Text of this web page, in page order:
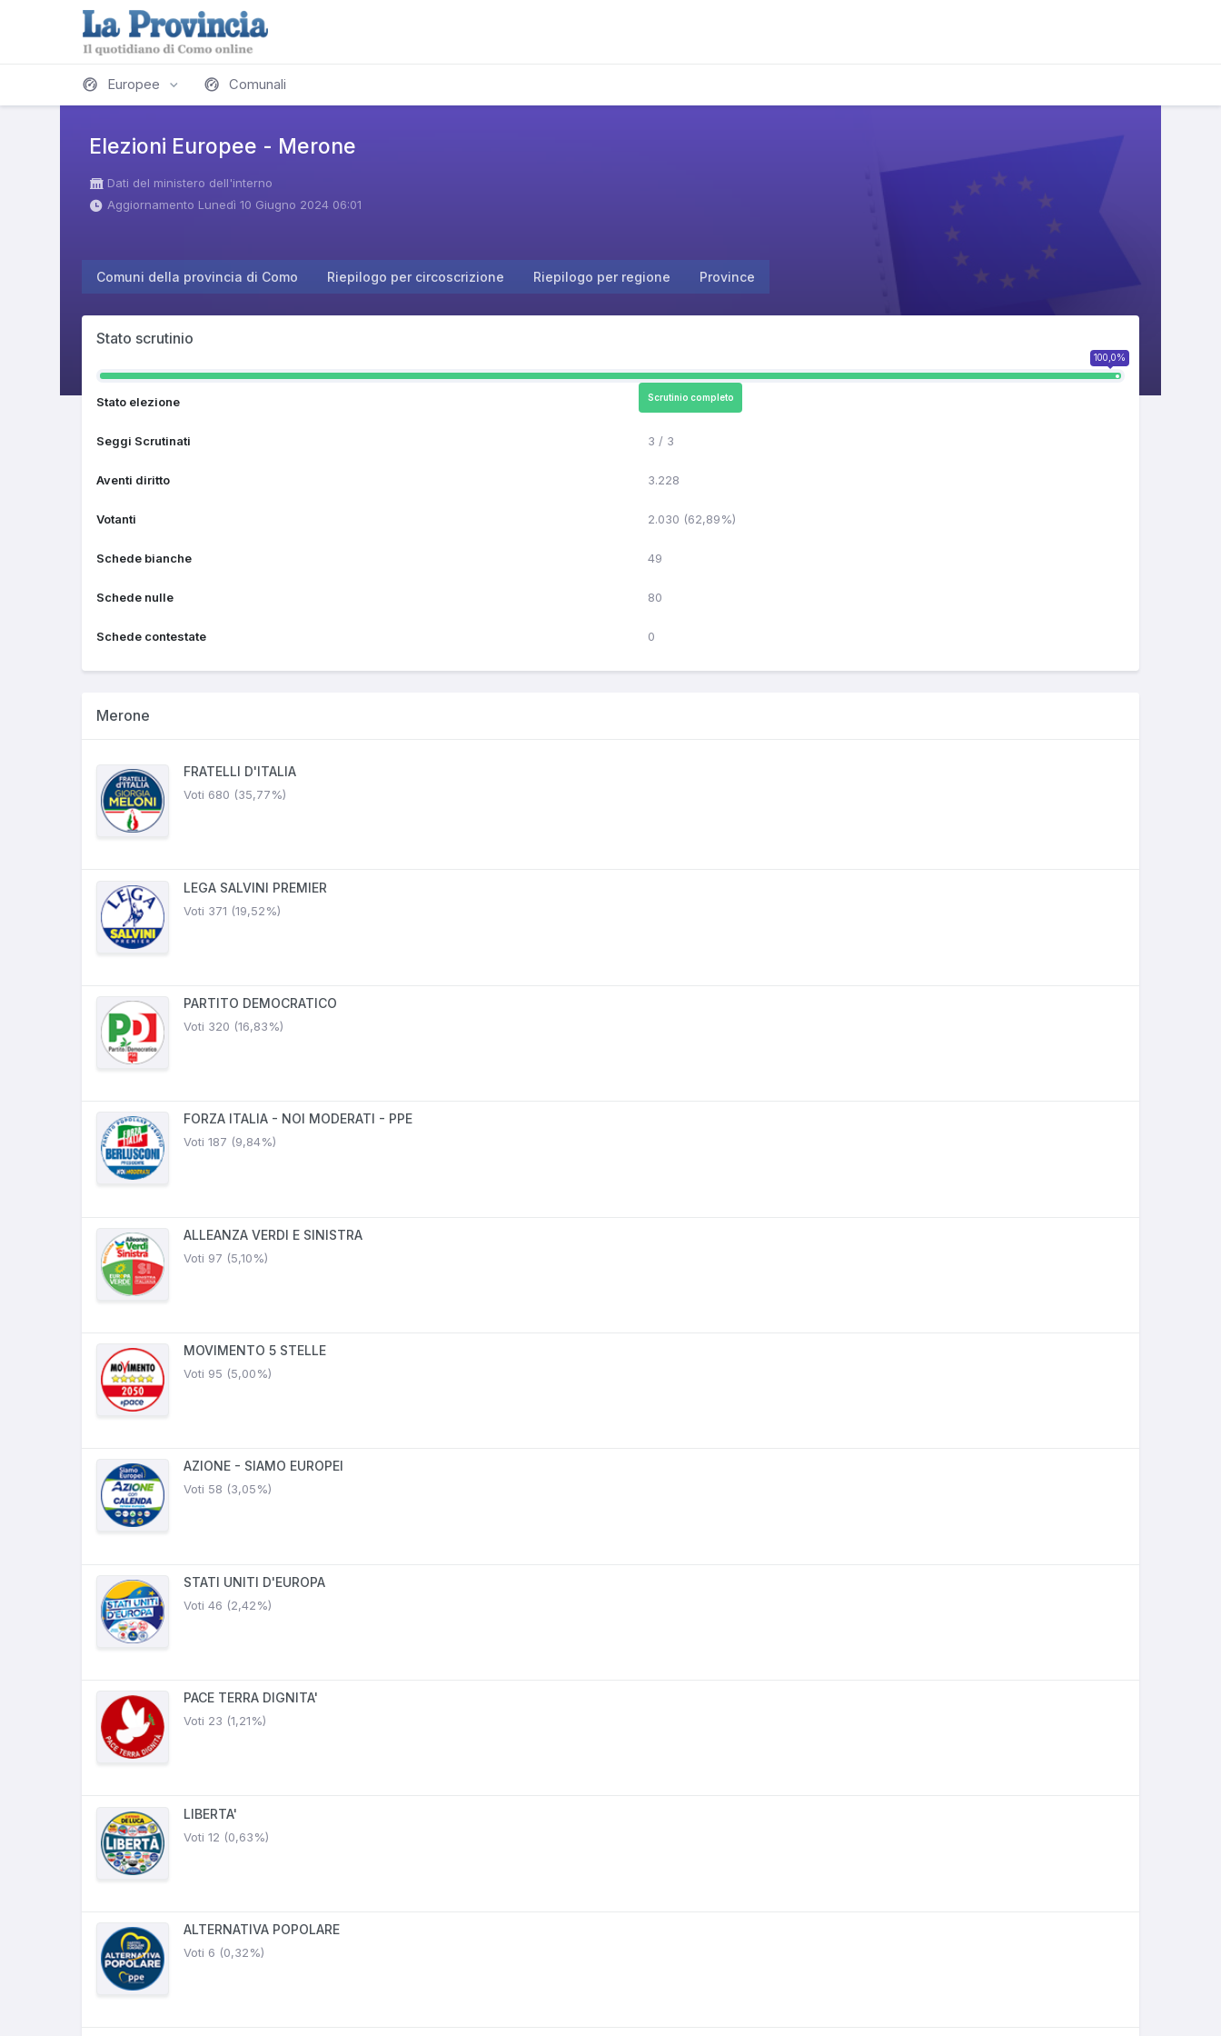
Europee Comunali
Elezioni Europee - Merone
Dati del ministero dell'interno
Aggiornamento Lunedì 10 Giugno 2024 06:01
Comuni della provincia di Como Riepilogo per circoscrizione Riepilogo per regione Province
Stato scrutinio
100,0%
Stato elezione Scrutinio completo
Seggi Scrutinati 3 / 3
Aventi diritto 3.228
Votanti 2.030 (62,89%)
Schede bianche 49
Schede nulle 80
Schede contestate 0
Merone
FRATELLI D'ITALIA
Voti 680 (35,77%)
LEGA SALVINI PREMIER
Voti 371 (19,52%)
PARTITO DEMOCRATICO
Voti 320 (16,83%)
FORZA ITALIA - NOI MODERATI - PPE
Voti 187 (9,84%)
ALLEANZA VERDI E SINISTRA
Voti 97 (5,10%)
MOVIMENTO 5 STELLE
Voti 95 (5,00%)
AZIONE - SIAMO EUROPEI
Voti 58 (3,05%)
STATI UNITI D'EUROPA
Voti 46 (2,42%)
PACE TERRA DIGNITA'
Voti 23 (1,21%)
LIBERTA'
Voti 12 (0,63%)
ALTERNATIVA POPOLARE
Voti 6 (0,32%)